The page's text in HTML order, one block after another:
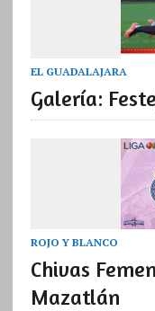
EL GUADALAJARA
Galería:
ROJO Y BLANCO
Chivas
Mazatlán